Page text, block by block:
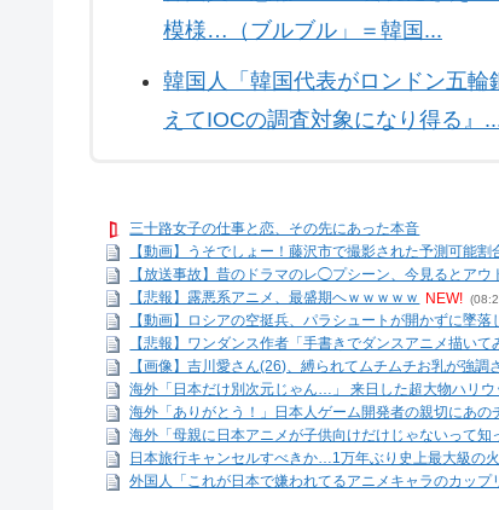
模様…（ブルブル」＝韓国...
韓国人「韓国代表がロンドン五
えてIOCの調査対象になり得る』
三十路女子の仕事と恋、その先にあった本音
【動画】うそでしょー！藤沢市で撮影された予測可能割
【放送事故】昔のドラマのレ◯プシーン、今見るとアウ
【悲報】露悪系アニメ、最盛期へｗｗｗｗｗ NEW!
【動画】ロシアの空挺兵、パラシュートが開かずに墜落
【悲報】ワンダンス作者「手書きでダンスアニメ描い
【画像】吉川愛さん(26)、縛られてムチムチお乳が強調
海外「日本だけ別次元じゃん…」 来日した超大物ハリ
海外「ありがとう！」日本人ゲーム開発者の親切にあの
海外「母親に日本アニメが子供向けだけじゃないって知
日本旅行キャンセルすべきか…1万年ぶり史上最大級の
外国人「これが日本で嫌われてるアニメキャラのカップ